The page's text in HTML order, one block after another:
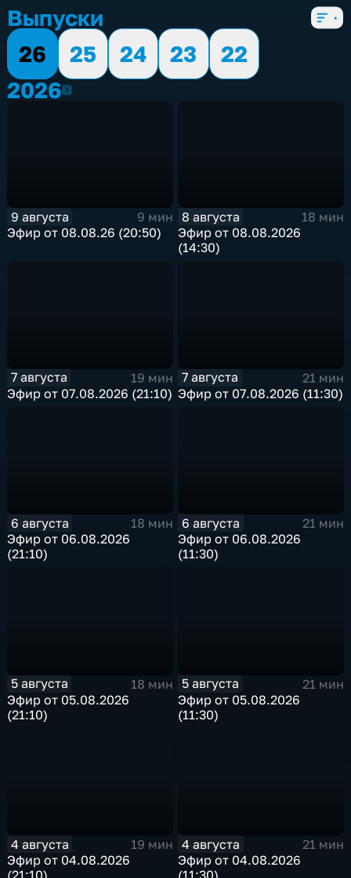
5 сезонов, 2356 выпусков
Выпуски
26
25 24 23
22
20262026
9 августа
9 мин
Эфир от 08.08.26 (20:50)
8 августа
18 мин
Эфир от 08.08.2026
(14:30)
7 августа
19 мин
Эфир от 07.08.2026 (21:10)
7 августа
21 мин
Эфир от 07.08.2026 (11:30)
6 августа
18 мин
Эфир от 06.08.2026
(21:10)
6 августа
21 мин
Эфир от 06.08.2026
(11:30)
5 августа
18 мин
Эфир от 05.08.2026
(21:10)
5 августа
21 мин
Эфир от 05.08.2026
(11:30)
4 августа
19 мин
Эфир от 04.08.2026
4 августа
21 мин
Эфир от 04.08.2026